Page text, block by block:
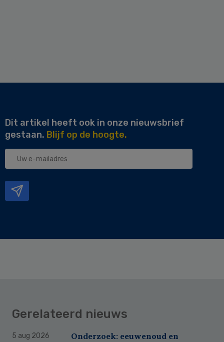
Dit artikel heeft ook in onze nieuwsbrief
gestaan. Blijf op de hoogte.
Uw
Gerelateerd nieuws
5 aug 2026
Onderzoek: eeuwenoud en